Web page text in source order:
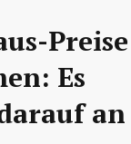
Preise
Es
an